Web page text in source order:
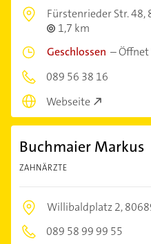
Fürstenrieder Str. 48,
1,7 km
Geschlossen –Öffnet
089 56 38 16
Webseite
Buchmaier Markus
ZAHNÄRZTE
Willibaldplatz 2,
089 58 99 99 55